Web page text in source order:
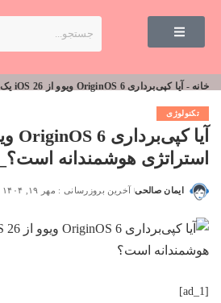
خانه - آیا کپی‌برداری OriginOS 6 ویوو از iOS 26 یک استراتژی هوشمندانه است؟_مهتاب من
تکنولوژی
استراتژی هوشمندانه
ایمان صالحی آخرین بروزرسانی : مهر ۱۹, ۱۴۰۴
[ad_1]